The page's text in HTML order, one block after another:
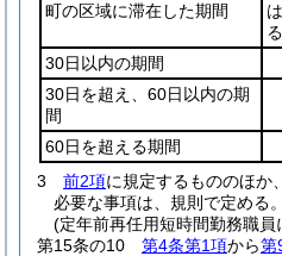
町の区域に滞在した期間
30日以内の期間
30日を超え、60日以内の期
間
60日を超える期間
3
前2項に規定するもののほか
必要な事項は、規則で定める。
(定年前再任用短時間勤務職員
第15条の10
第4条第1項から第